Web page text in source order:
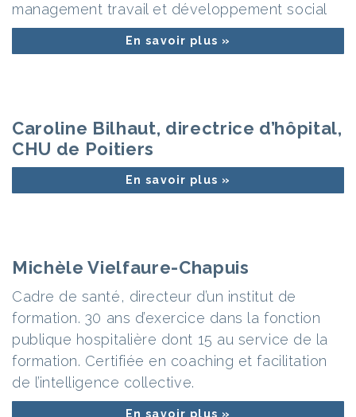
management travail et développement social
En savoir plus »
Caroline Bilhaut, directrice d’hôpital,
CHU de Poitiers
En savoir plus »
Michèle Vielfaure-Chapuis
Cadre de santé, directeur d’un institut de
formation. 30 ans d’exercice dans la fonction
publique hospitalière dont 15 au service de la
formation. Certifiée en coaching et facilitation
de l’intelligence collective.
En savoir plus »